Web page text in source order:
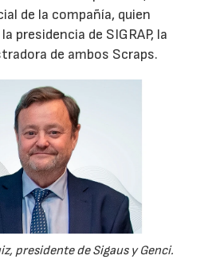
de la compañía, quien
presidencia de SIGRAP, la
de ambos Scraps.
presidente de Sigaus y Genci.